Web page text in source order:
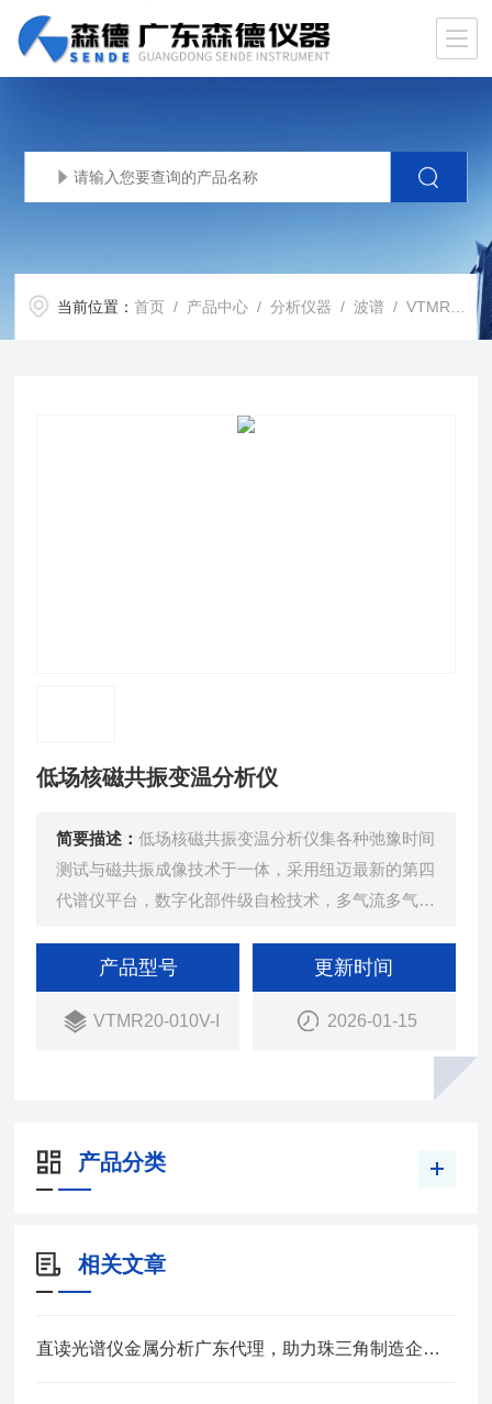
当前位置：首页 / 产品中心 /分析仪器 /波谱 / VTMR20-010V-I低场核磁共振变温分析仪
低场核磁共振变温分析仪
简要描述：低场核磁共振变温分析仪集各种弛豫时间
测试与磁共振成像技术于一体，采用纽迈最新的第四
代谱仪平台，数字化部件级自检技术，多气流多气路
发的FLAT技术，可提供种类丰富的解决方案，能够
对溶液、凝胶、固体、颗粒等状态样品进行无损的快
速分析，特别适合过程监控、稳定性研究、工艺优
产品型号
VTMR20-010V-I
更新时间
2026-01-15
产品分类
相关文章
直读光谱仪金属分析广东代理，助力珠三角制造企业材料质控升级